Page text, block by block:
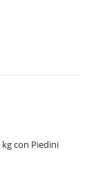
con Piedini